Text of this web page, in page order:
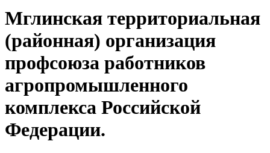
Мглинская территориальная
(районная) организация
профсоюза работников
агропромышленного
комплекса Российской
Федерации.